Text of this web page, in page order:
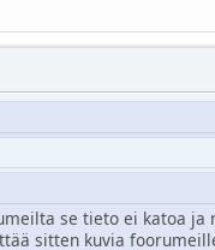
se tieto ei katoa ja
sitten kuvia